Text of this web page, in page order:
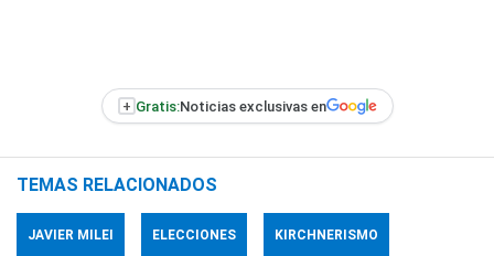
+ Gratis:Noticias exclusivas en
TEMAS RELACIONADOS
JAVIER MILEI ELECCIONES KIRCHNERISMO